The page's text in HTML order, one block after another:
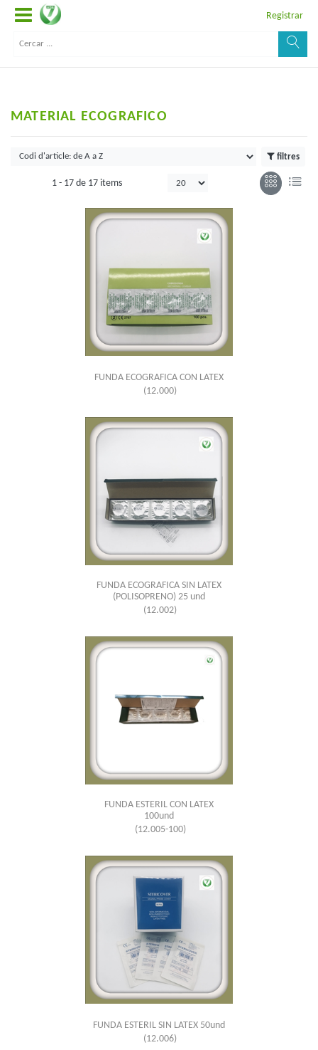
Registrar
MATERIAL ECOGRAFICO
filtres
1 - 17 de 17 items
FUNDA ECOGRAFICA CON LATEX
(12.000)
FUNDA ECOGRAFICA SIN LATEX
(POLISOPRENO) 25 und
(12.002)
FUNDA ESTERIL CON LATEX
100und
(12.005-100)
FUNDA ESTERIL SIN LATEX 50und
(12.006)